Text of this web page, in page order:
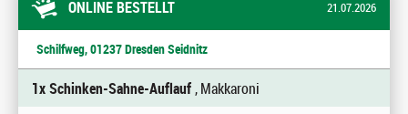
ONLINE BESTELLT 21.07.2026
Schilfweg, 01237 Dresden Seidnitz
1x Schinken-Sahne-Auflauf, Makkaroni